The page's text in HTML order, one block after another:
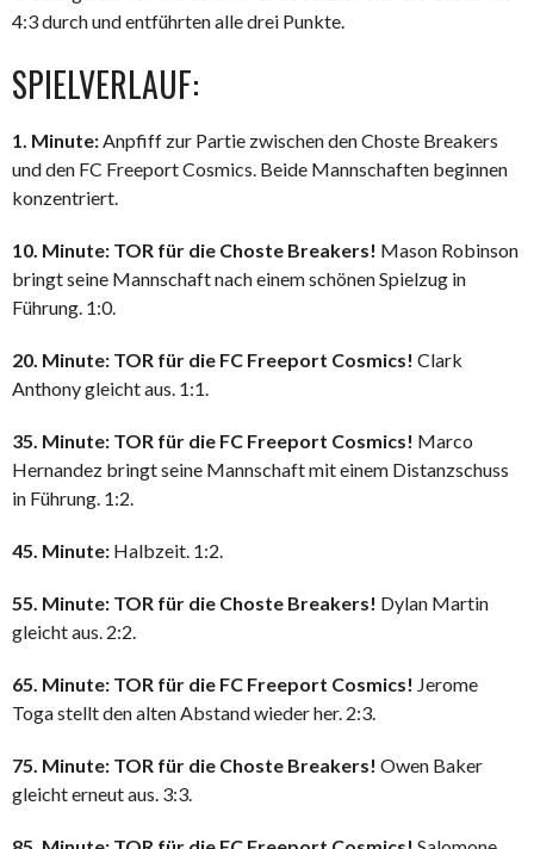
4:3 durch und entführten alle drei Punkte.
SPIELVERLAUF:
1. Minute:Anpfiff zur Partie zwischen den Choste Breakers
und den FC Freeport Cosmics. Beide Mannschaften beginnen
konzentriert.
10. Minute: TOR für die Choste Breakers! Mason Robinson
bringt seine Mannschaft nach einem schönen Spielzug in
Führung. 1:0.
20. Minute: TOR für die FC Freeport Cosmics! Clark
Anthony gleicht aus. 1:1.
35. Minute: TOR für die FC Freeport Cosmics! Marco
Hernandez bringt seine Mannschaft mit einem Distanzschuss
in Führung. 1:2.
45. Minute: Halbzeit. 1:2.
55. Minute: TOR für die Choste Breakers! Dylan Martin
gleicht aus. 2:2.
65. Minute: TOR für die FC Freeport Cosmics! Jerome
Toga stellt den alten Abstand wieder her. 2:3.
75. Minute: TOR für die Choste Breakers! Owen Baker
gleicht erneut aus. 3:3.